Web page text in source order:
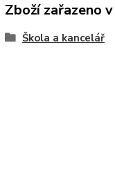
Zboží zařazeno
Škola a kancelář